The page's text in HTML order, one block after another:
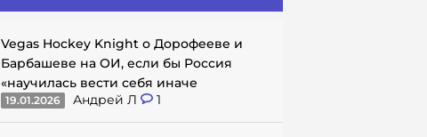
Vegas Hockey Knight о Дорофееве и
Барбашеве на ОИ, если бы Россия
«научилась вести себя иначе
19.01.2026 Андрей Л 1